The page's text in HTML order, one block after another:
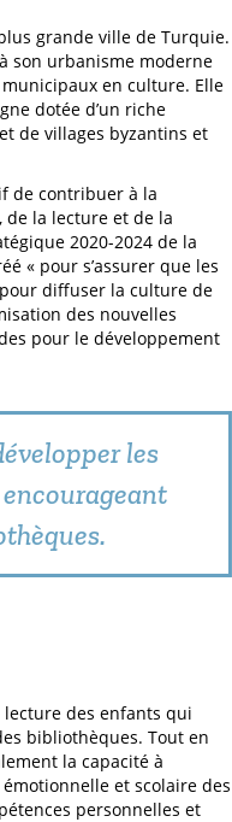
grande ville de Turquie.
son urbanisme moderne
en culture. Elle
dotée d’un riche
de villages byzantins et
de contribuer à la
la lecture et de la
2020-2024 de la
« pour s’assurer que les
diffuser la culture de
des nouvelles
pour le développement
les
des enfants qui
bibliothèques. Tout en
la capacité à
et scolaire des
personnelles et